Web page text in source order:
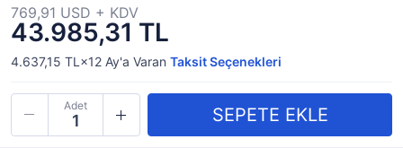
43.985,31 TL
769,91 USD + KDV
4.637,15 TL×12 Ay'a Varan Taksit Seçenekleri
Adet